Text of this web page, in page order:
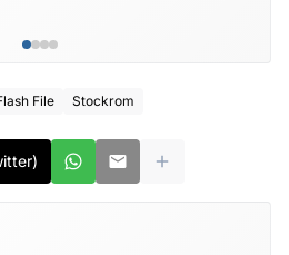
File Stockrom